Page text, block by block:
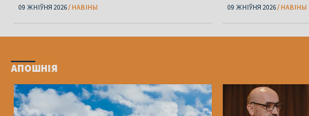
09 ЖНІЎНЯ 2026 НАВІНЫ 09 ЖНІЎНЯ 2026 НАВІНЫ
АПОШНІЯ